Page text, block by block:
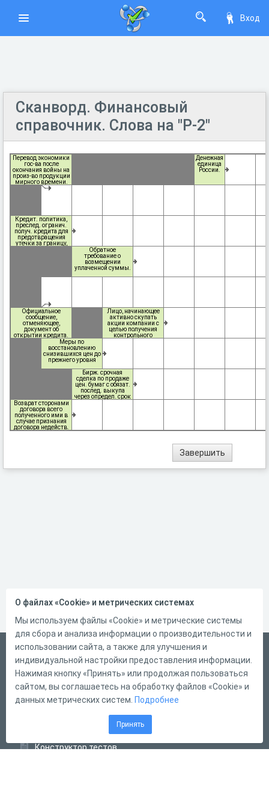
Вход
Сканворд. Финансовый
справочник. Слова на "Р-2"
Перевод экономики
гос-ва после
окончания войны на
произ-во продукции
мирного времени.
Денежная
единица
России.
Кредит. политика,
преслед. огранич.
получ. кредита для
предотвращения
утечки за границу,
Обратное
требование о
возмещении
уплаченной суммы.
Официальное
сообщение,
отменяющее,
документ об
открытии кредита.
Лицо, начинающее
активно скупать
акции компании с
целью получения
контрольного
Меры по
восстановлению
снизившихся цен до
прежнего уровня
Бирж. срочная
сделка по продаже
цен. бумаг с обязат.
послед. выкупа
через определ. срок
Возврат сторонами
договора всего
полученного ими в
случае признания
договора недейств.
Русский
Справка
Форма обратной связи
Конструктор тестов
О файлах «Cookie» и метрических системах
Мы используем файлы «Cookie» и метрические системы
для сбора и анализа информации о производительности и
использовании сайта, а также для улучшения и
индивидуальной настройки предоставления информации.
Нажимая кнопку «Принять» или продолжая пользоваться
сайтом, вы соглашаетесь на обработку файлов «Cookie» и
данных метрических систем. Подробнее
Принять